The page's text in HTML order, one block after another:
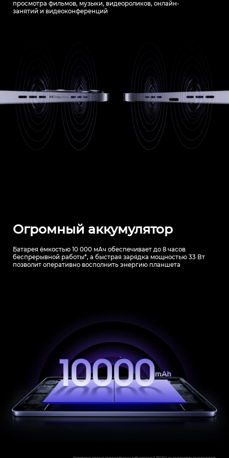
просмотра фильмов, музыки, видеороликов, онлайн-
занятий и видеоконференций
Огромный аккумулятор
Батарея ёмкостью 10 000 мАч обеспечивает до 8 часов
беспрерывной работы*, а быстрая зарядка мощностью 33 Вт
позволит оперативно восполнить энергию планшета
*Указанные данные предоставлены лабораторией TECNO по результатам тестирования.